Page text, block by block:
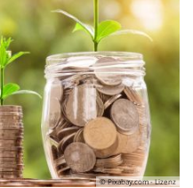
© Pixabay.com - Lizenz